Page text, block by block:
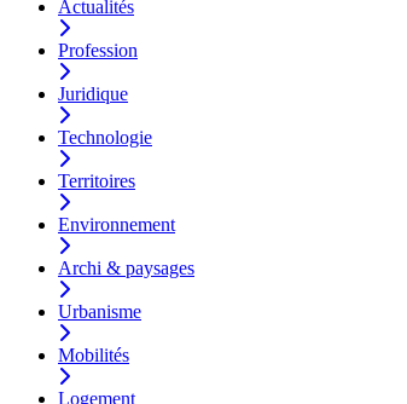
Actualités
Profession
Juridique
Technologie
Territoires
Environnement
Archi & paysages
Urbanisme
Mobilités
Logement